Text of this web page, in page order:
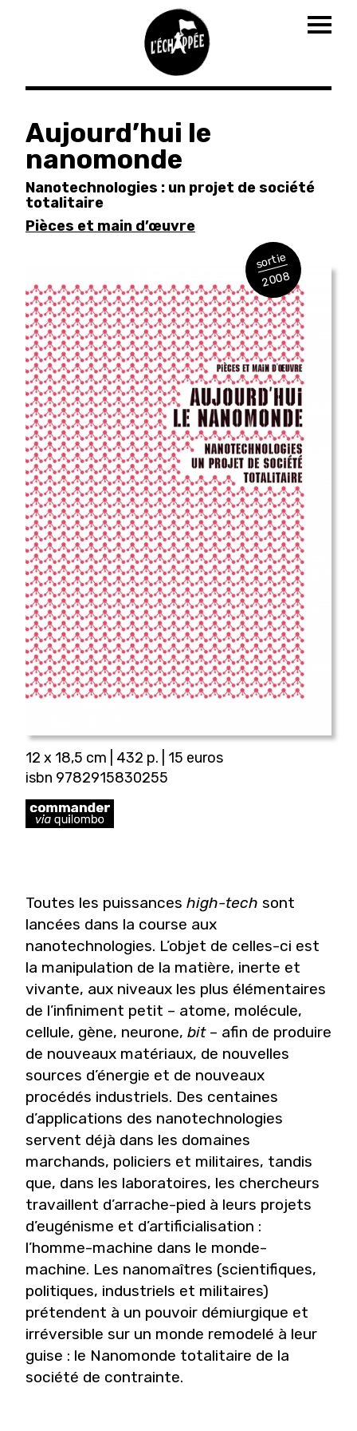
Aller
contenu
principal
Aujourd’hui le
nanomonde
Nanotechnologies : un projet de société
totalitaire
Pièces et main d’œuvre
sortie
2008
12 x 18,5 cm | 432 p. | 15 euros
isbn 9782915830255
Toutes les puissances high-tech sont
lancées dans la course aux
nanotechnologies. L’objet de celles-ci est
la manipulation de la matière, inerte et
vivante, aux niveaux les plus élémentaires
de l’infiniment petit – atome, molécule,
cellule, gène, neurone, bit– afin de produire
de nouveaux matériaux, de nouvelles
sources d’énergie et de nouveaux
procédés industriels. Des centaines
d’applications des nanotechnologies
servent déjà dans les domaines
marchands, policiers et militaires, tandis
que, dans les laboratoires, les chercheurs
travaillent d’arrache-pied à leurs projets
d’eugénisme et d’artificialisation :
l’homme-machine dans le monde-
machine. Les nanomaîtres (scientifiques,
politiques, industriels et militaires)
prétendent à un pouvoir démiurgique et
irréversible sur un monde remodelé à leur
guise : le Nanomonde totalitaire de la
société de contrainte.